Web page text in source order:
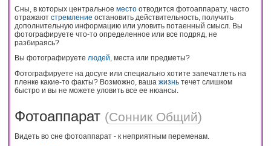
Сны, в которых центральное место отводится фотоаппарату, часто
отражают стремление остановить действительность, получить
дополнительную информацию или уловить потаенный смысл. Вы
фотографируете что-то определенное или все подряд, не
разбираясь?
Вы фотографируете людей, места или предметы?
Фотографируете на досуге или специально хотите запечатлеть на
пленке какие-то факты? Возможно, ваша жизнь течет слишком
быстро и вы не можете уловить все ее нюансы.
Фотоаппарат (Сонник Общий)
Видеть во сне фотоаппарат - к неприятным переменам.